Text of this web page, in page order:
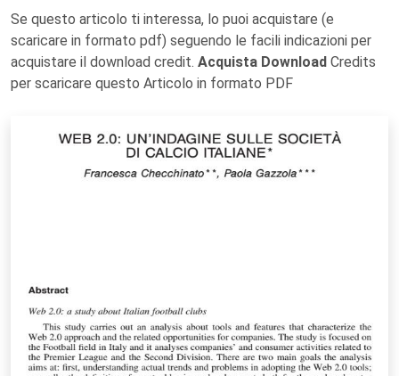
Se questo articolo ti interessa, lo puoi acquistare (e
scaricare in formato pdf) seguendo le facili indicazioni per
acquistare il download credit. Acquista Download Credits
per scaricare questo Articolo in formato PDF